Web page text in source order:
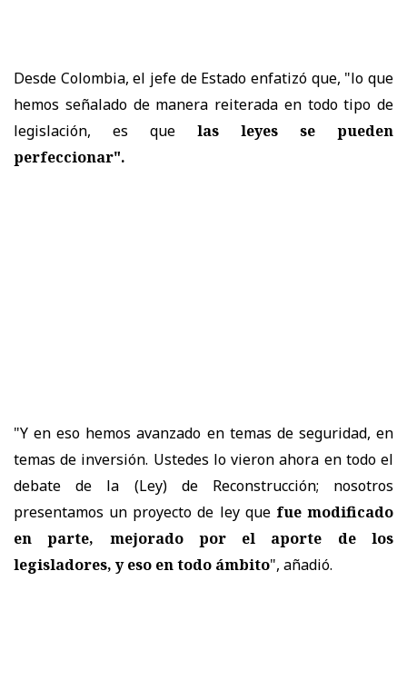
Desde Colombia, el jefe de Estado enfatizó que, "lo que
hemos señalado de manera reiterada en todo tipo de
legislación, es que las leyes se pueden
perfeccionar".
"Y en eso hemos avanzado en temas de seguridad, en
temas de inversión. Ustedes lo vieron ahora en todo el
debate de la (Ley) de Reconstrucción; nosotros
presentamos un proyecto de ley que fue modificado
en parte, mejorado por el aporte de los
legisladores, y eso en todo ámbito", añadió.